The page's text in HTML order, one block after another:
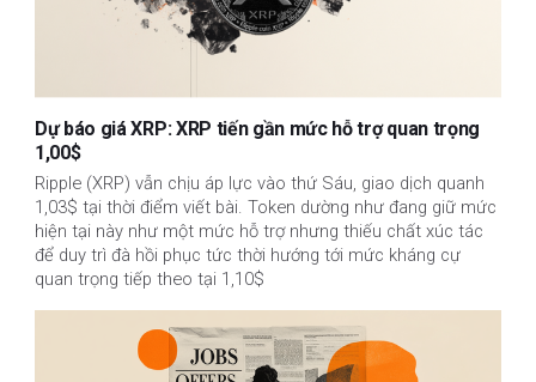
Dự báo giá XRP: XRP tiến gần mức hỗ trợ quan trọng
1,00$
Ripple (XRP) vẫn chịu áp lực vào thứ Sáu, giao dịch quanh
1,03$ tại thời điểm viết bài. Token dường như đang giữ mức
hiện tại này như một mức hỗ trợ nhưng thiếu chất xúc tác
để duy trì đà hồi phục tức thời hướng tới mức kháng cự
quan trọng tiếp theo tại 1,10$